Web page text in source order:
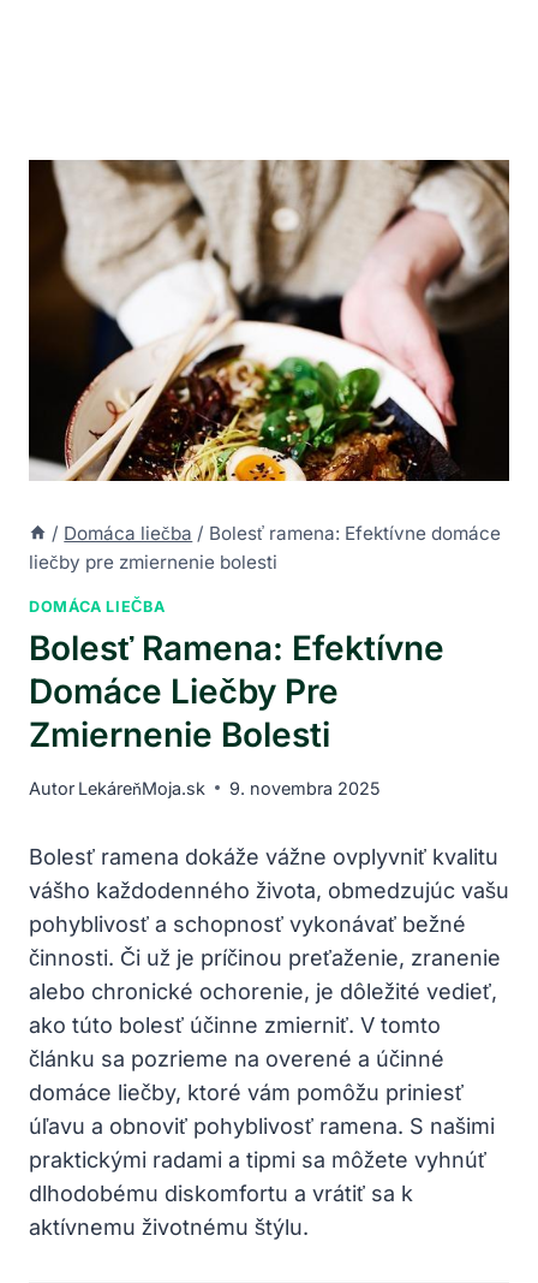
/ Domáca liečba / Bolesť ramena: Efektívne domáce
liečby pre zmiernenie bolesti
DOMÁCA LIEČBA
Bolesť Ramena: Efektívne
Domáce Liečby Pre
Zmiernenie Bolesti
Autor LekáreňMoja.sk 9. novembra 2025
Bolesť ramena dokáže vážne ovplyvniť kvalitu
vášho každodenného života, obmedzujúc vašu
pohyblivosť a schopnosť vykonávať bežné
činnosti. Či už je príčinou preťaženie, zranenie
alebo chronické ochorenie, je dôležité vedieť,
ako túto bolesť účinne zmierniť. V tomto
článku sa pozrieme na overené a účinné
domáce liečby, ktoré vám pomôžu priniesť
úľavu a obnoviť pohyblivosť ramena. S našimi
praktickými radami a tipmi sa môžete vyhnúť
dlhodobému diskomfortu a vrátiť sa k
aktívnemu životnému štýlu.